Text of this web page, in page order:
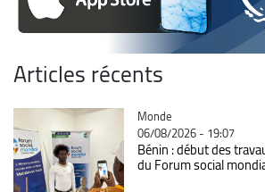
Articles récents
Catégorie
Monde
06/08/2026 - 19:07
Bénin : début des
du Forum social